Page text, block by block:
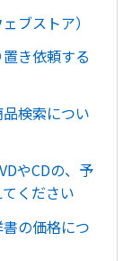
ブストア）
き依頼する
検索につい
やCDの、予
ください
の価格につ